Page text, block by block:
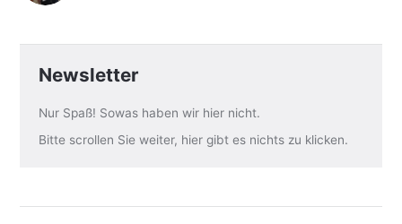
Newsletter
Nur Spaß! Sowas haben wir hier nicht.
Bitte scrollen Sie weiter, hier gibt es nichts zu klicken.